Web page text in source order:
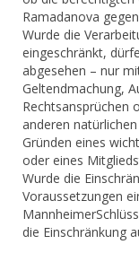
Ramadanova
Wurde die
eingeschränkt,
abgesehen – nur
Geltendmachung,
Rechtsansprüchen
anderen
Gründen eines
oder eines
Wurde die
Voraussetzungen
die Einschränkung